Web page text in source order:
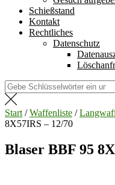
Schießstand
Kontakt
Rechtliches
Datenschutz
Suchen
nach:
Start /Waffenliste /
8X57IRS – 12/70
Blaser BBF 95